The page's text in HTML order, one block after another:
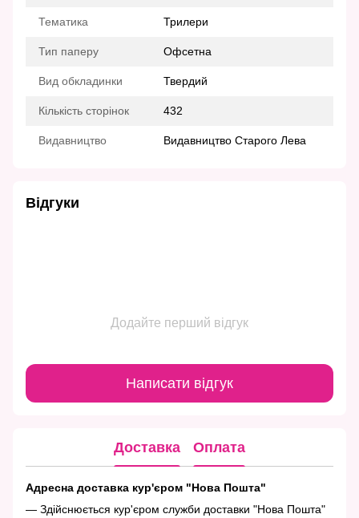
Тематика Трилери
Тип паперу Офсетна
Вид обкладинки Твердий
Кількість сторінок 432
Видавництво Видавництво Старого Лева
Відгуки
Додайте перший відгук
Написати відгук
Доставка Оплата
Адресна доставка кур'єром "Нова Пошта"
— Здійснюється кур'єром служби доставки "Нова Пошта"